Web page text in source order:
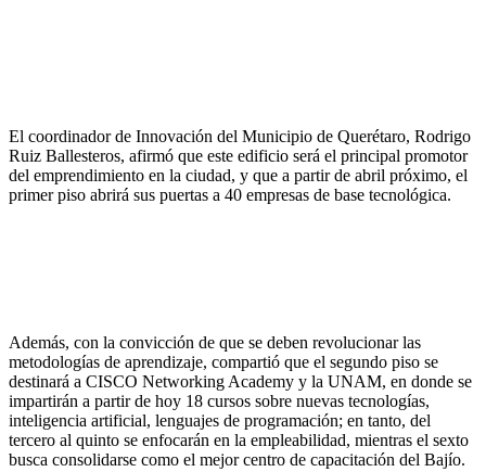
El coordinador de Innovación del Municipio de Querétaro, Rodrigo
Ruiz Ballesteros, afirmó que este edificio será el principal promotor
del emprendimiento en la ciudad, y que a partir de abril próximo, el
primer piso abrirá sus puertas a 40 empresas de base tecnológica.
Además, con la convicción de que se deben revolucionar las
metodologías de aprendizaje, compartió que el segundo piso se
destinará a CISCO Networking Academy y la UNAM, en donde se
impartirán a partir de hoy 18 cursos sobre nuevas tecnologías,
inteligencia artificial, lenguajes de programación; en tanto, del
tercero al quinto se enfocarán en la empleabilidad, mientras el sexto
busca consolidarse como el mejor centro de capacitación del Bajío.